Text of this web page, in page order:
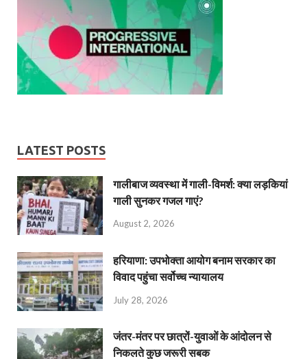
LATEST POSTS
गालीबाज व्‍यवस्‍था में गाली-विमर्श: क्या लड़कियां
गाली सुनकर गजल गाएं?
August 2, 2026
हरियाणा: उपभोक्ता आयोग बनाम सरकार का
विवाद पहुंचा सर्वोच्च न्यायालय
July 28, 2026
जंतर-मंतर पर छात्रों-युवाओं के आंदोलन से
निकलते कुछ जरूरी सबक